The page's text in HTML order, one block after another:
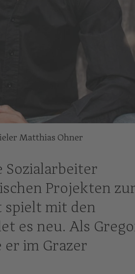
Matthias Ohner
Projekten
mit den
es neu. Als
er im Grazer